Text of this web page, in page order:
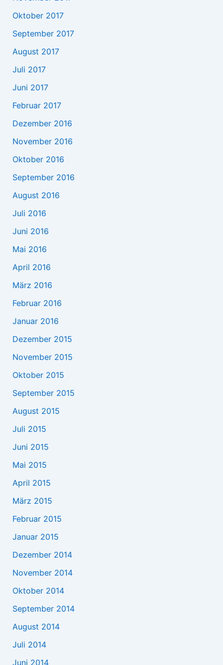
Oktober 2017
September 2017
August 2017
Juli 2017
Juni 2017
Februar 2017
Dezember 2016
November 2016
Oktober 2016
September 2016
August 2016
Juli 2016
Juni 2016
Mai 2016
April 2016
März 2016
Februar 2016
Januar 2016
Dezember 2015
November 2015
Oktober 2015
September 2015
August 2015
Juli 2015
Juni 2015
Mai 2015
April 2015
März 2015
Februar 2015
Januar 2015
Dezember 2014
November 2014
Oktober 2014
September 2014
August 2014
Juli 2014
Juni 2014